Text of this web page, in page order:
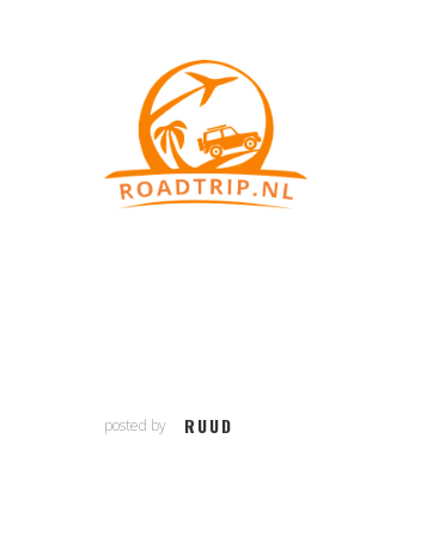
posted by RUUD